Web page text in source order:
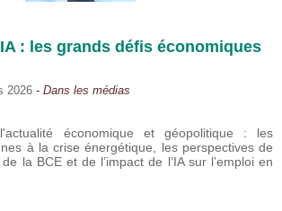
: les grands défis économiques
2026 - Dans les médias
économique et géopolitique : les
à la crise énergétique, les perspectives de
la BCE et de l’impact de l’IA sur l’emploi en